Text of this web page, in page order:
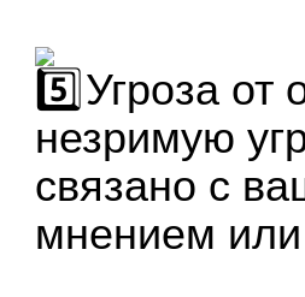
Угроза от
незримую
связано с
мнением